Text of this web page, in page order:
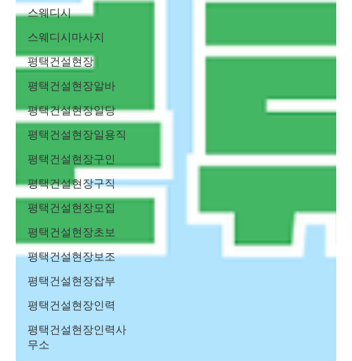
스웨디시
스웨디시마사지
평택건설현장
평택건설현장알바
평택건설현장일당
평택건설현장일용직
평택건설현장구인
평택건설현장구직
평택건설현장모집
평택건설현장초보
평택건설현장보조
평택건설현장잡부
평택건설현장인력
평택건설현장인력사
무소